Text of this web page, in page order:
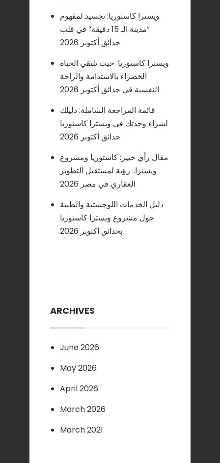
ويسترا كاستوريا: تجسيد لمفهوم
“مدينة الـ 15 دقيقة” في قلب
حدائق أكتوبر 2026
ويسترا كاستوريا: حيث تلتقي الحياة
الخضراء بالاستدامة والراحة
النفسية في حدائق أكتوبر 2026
قائمة المراجعة الشاملة: دليلك
لشراء وحدتك في ويسترا كاستوريا
حدائق أكتوبر 2026
مقال رأي خبير: كاستوريا ومشروع
ويسترا.. رؤية لمستقبل التطوير
العقاري في مصر 2026
دليل الخدمات اللوجستية والطبية
حول مشروع ويسترا كاستوريا
بحدائق أكتوبر 2026
ARCHIVES
June 2026
May 2026
April 2026
March 2026
March 2021